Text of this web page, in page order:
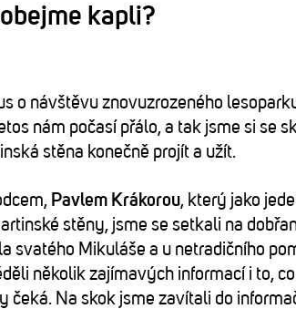
kapli?
o návštěvu znovuzrozeného
nám počasí přálo, a tak jsme si se
stěna konečně projít a užít.
Pavlem Krákorou, který jako
stěny, jsme se setkali na
svatého Mikuláše a u netradičního
několik zajímavých informací i to,
čeká. Na skok jsme zavítali do